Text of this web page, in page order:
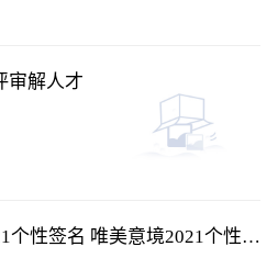
审解人才
个性签名 唯美意境2021个性签